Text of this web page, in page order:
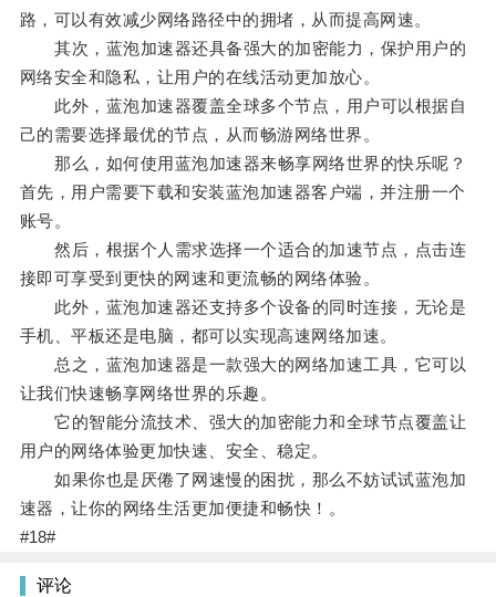
路，可以有效减少网络路径中的拥堵，从而提高网速。
其次，蓝泡加速器还具备强大的加密能力，保护用户的
网络安全和隐私，让用户的在线活动更加放心。
此外，蓝泡加速器覆盖全球多个节点，用户可以根据自
己的需要选择最优的节点，从而畅游网络世界。
那么，如何使用蓝泡加速器来畅享网络世界的快乐呢？
首先，用户需要下载和安装蓝泡加速器客户端，并注册一个
账号。
然后，根据个人需求选择一个适合的加速节点，点击连
接即可享受到更快的网速和更流畅的网络体验。
此外，蓝泡加速器还支持多个设备的同时连接，无论是
手机、平板还是电脑，都可以实现高速网络加速。
总之，蓝泡加速器是一款强大的网络加速工具，它可以
让我们快速畅享网络世界的乐趣。
它的智能分流技术、强大的加密能力和全球节点覆盖让
用户的网络体验更加快速、安全、稳定。
如果你也是厌倦了网速慢的困扰，那么不妨试试蓝泡加
速器，让你的网络生活更加便捷和畅快！。
#18#
评论